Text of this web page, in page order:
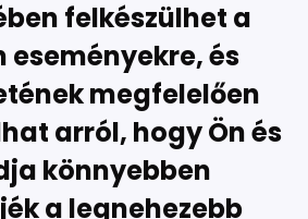
felkészülhet a
és
megfelelően
arról, hogy Ön és
könnyebben
a legnehezebb